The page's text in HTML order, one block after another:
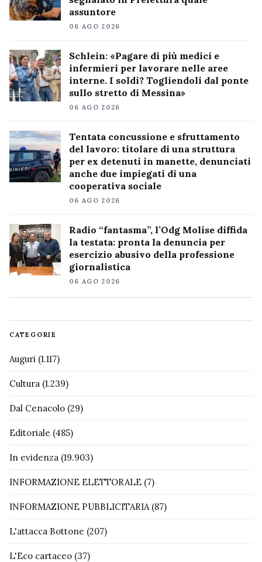
assuntore
06 AGO 2026
Schlein: «Pagare di più medici e
infermieri per lavorare nelle aree
interne. I soldi? Togliendoli dal ponte
sullo stretto di Messina»
06 AGO 2026
Tentata concussione e sfruttamento
del lavoro: titolare di una struttura
per ex detenuti in manette, denunciati
anche due impiegati di una
cooperativa sociale
06 AGO 2026
Radio “fantasma”, l’Odg Molise diffida
la testata: pronta la denuncia per
esercizio abusivo della professione
giornalistica
06 AGO 2026
CATEGORIE
Auguri (1.117)
Cultura (1.239)
Dal Cenacolo (29)
Editoriale (485)
In evidenza (19.903)
INFORMAZIONE ELETTORALE (7)
INFORMAZIONE PUBBLICITARIA(87)
L'attacca Bottone (207)
L'Eco cartaceo (37)